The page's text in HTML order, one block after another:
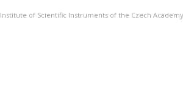
Institute of Scientific Instruments of the Czech